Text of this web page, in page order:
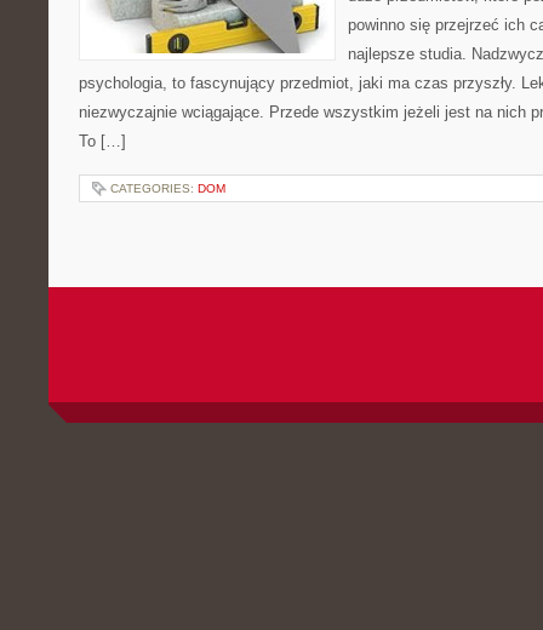
powinno się przejrzeć ich
najlepsze studia.
psychologia, to fascynujący przedmiot, jaki ma czas przyszły.
niezwyczajnie wciągające. Przede wszystkim jeżeli jest na nich
To […]
CATEGORIES: DOM